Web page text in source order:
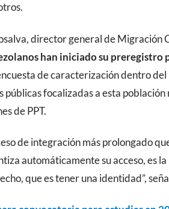
director general de Migración
han iniciado su preregistro
de caracterización dentro del
focalizadas a esta
de PPT.
de integración más prolongado
automáticamente su acceso, es
que es tener una identidad”,